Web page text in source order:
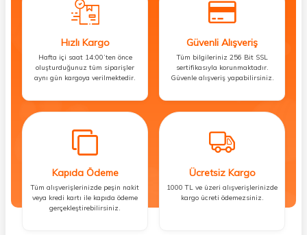
Hızlı Kargo
Hafta içi saat 14:00’ten önce
oluşturduğunuz tüm siparişler
aynı gün kargoya verilmektedir.
Güvenli Alışveriş
Tüm bilgileriniz 256 Bit SSL
sertifikasıyla korunmaktadır.
Güvenle alışveriş yapabilirsiniz.
Kapıda Ödeme
Tüm alışverişlerinizde peşin nakit
veya kredi kartı ile kapıda ödeme
gerçekleştirebilirsiniz.
Ücretsiz Kargo
1000 TL ve üzeri alışverişlerinizde
kargo ücreti ödemezsiniz.